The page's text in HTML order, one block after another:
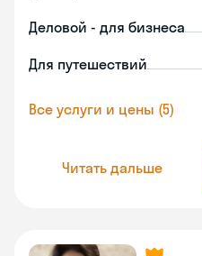
Деловой - для бизнеса
Для путешествий
Все услуги и цены (5)
Читать дальше